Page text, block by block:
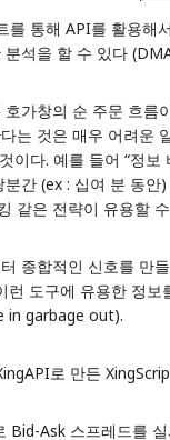
를 통해 API를 활용해
석을 할 수 있다
호가창의 순 주문 흐름
는 것은 매우 어려운
이다. 예를 들어 “정
간 (ex : 십여 분 동
같은 전략이 유용할
종합적인 신호를 만
런 도구에 유용한 정
in garbage out).
로 만든
Bid-Ask 스프레드를